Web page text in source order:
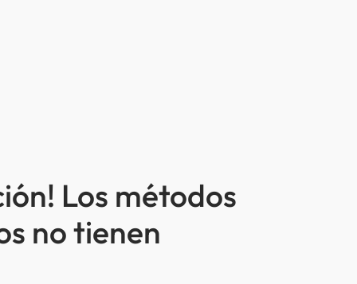
Los métodos
no tienen